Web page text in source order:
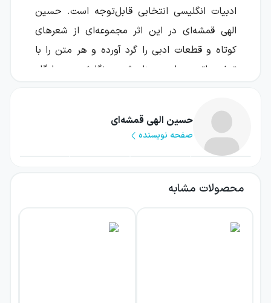
ادبیات انگلیسی انتخابی قابل‌توجه است. حسین
الهی قمشه‌ای در این اثر مجموعه‌ای از شعرهای
کوتاه و قطعات ادبی را گرد آورده و هر متن را با
توضیحاتی درباره معنا، شیوه نگارش و جایگاه
این کتاب خواننده را به دیدار آثار و اندیشه‌های
شماری از چهره‌های برجسته ادبیات انگلیسی‌زبان
می‌برد؛ از ویلیام شکسپیر، امیلی دیکنسون و
امیلی و آن برونته، جرج سانتایانا و رابرت هریک.
آشنایی نخستین با ادبیات انگلیسی مناسب است
حسین الهی قمشه‌ای
صفحه نویسنده
محصولات مشابه